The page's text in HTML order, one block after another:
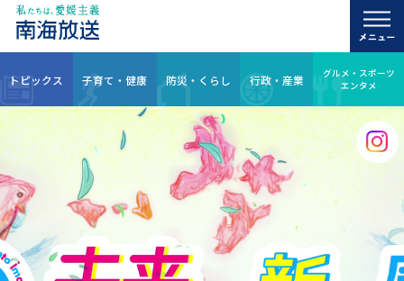
トピックス 子育て・健康 防災・くらし 行政・産業
グルメ・スポーツ
エンタメ